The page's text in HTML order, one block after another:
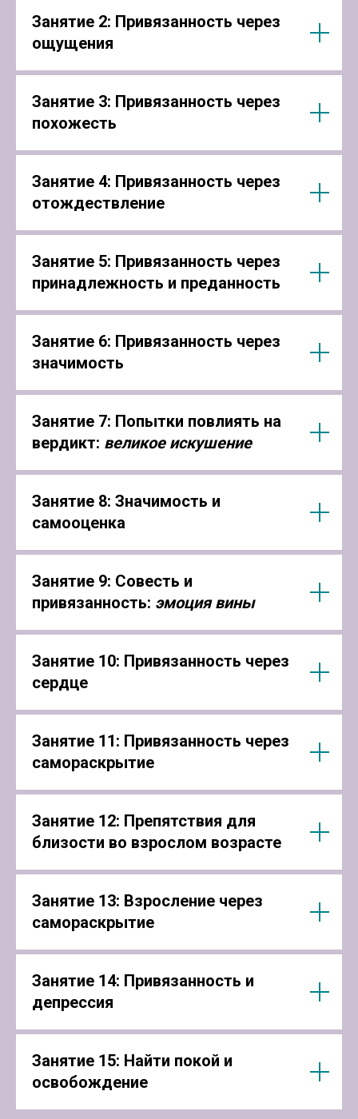
Занятие 2: Привязанность через
ощущения
Занятие 3: Привязанность через
похожесть
Занятие 4: Привязанность через
отождествление
Занятие 5: Привязанность через
принадлежность и преданность
Занятие 6: Привязанность через
значимость
Занятие 7: Попытки повлиять на
вердикт: великое искушение
Занятие 8: Значимость и
самооценка
Занятие 9: Совесть и
привязанность: эмоция вины
Занятие 10: Привязанность через
сердце
Занятие 11: Привязанность через
самораскрытие
Занятие 12: Препятствия для
близости во взрослом возрасте
Занятие 13: Взросление через
самораскрытие
Занятие 14: Привязанность и
депрессия
Занятие 15: Найти покой и
освобождение